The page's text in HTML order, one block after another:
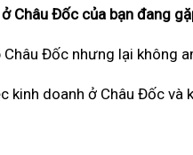
Châu Đốc của bạn đang
Châu Đốc nhưng lại không
kinh doanh ở Châu Đốc